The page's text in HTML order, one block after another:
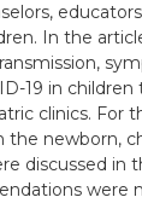
In the
19 in children
clinics. For
the newborn,
discussed in
were